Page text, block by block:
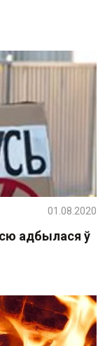
адбылася ў
01.08.2020